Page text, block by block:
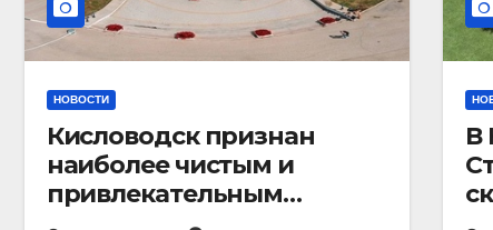
НОВОСТИ
Кисловодск признан
наиболее чистым и
привлекательным
курортным городом в
В